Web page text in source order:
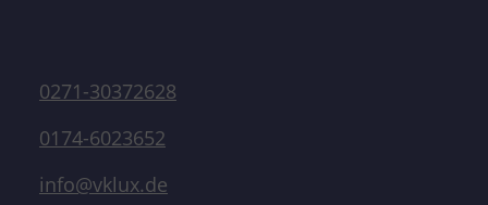
0271-30372628
0174-6023652
info@vklux.de